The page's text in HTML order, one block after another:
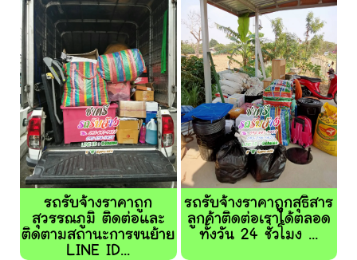
รถรับจ้างราคาถูก
สุวรรณภูมิ ติดต่อและ
ติดตามสถานะการขนย้าย
LINE ID...
รถรับจ้างราคาถูกสุธิสาร
ลูกค้าติดต่อเราได้ตลอด
ทั้งวัน 24 ชั่วโมง ...